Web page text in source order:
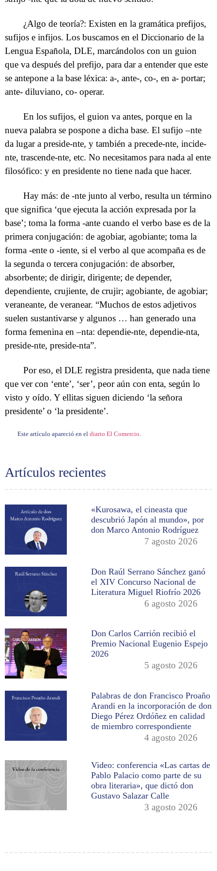
Artículos recientes
«Kurosawa, el cineasta que
descubrió Japón al mundo», por
don Marco Antonio Rodríguez
7 agosto 2026
Don Raúl Serrano Sánchez ganó
el XIV Concurso Nacional de
Literatura Miguel Riofrío 2026
6 agosto 2026
Don Carlos Carrión recibió el
Premio Nacional Eugenio Espejo
2026
5 agosto 2026
Palabras de don Francisco Proaño
Arandi en la incorporación de don
Diego Pérez Ordóñez en calidad
de miembro correspondiente
4 agosto 2026
Video: conferencia «Las cartas de
Pablo Palacio como parte de su
obra literaria», que dictó don
Gustavo Salazar Calle
3 agosto 2026
¿Algo de teoría?: Existen en la gramática prefijos,
sufijos e infijos. Los buscamos en el Diccionario de la
Lengua Española, DLE, marcándolos con un guion
que va después del prefijo, para dar a entender que este
se antepone a la base léxica: a-, ante-, co-, en a- portar;
ante- diluviano, co- operar.
En los sufijos, el guion va antes, porque en la
nueva palabra se pospone a dicha base. El sufijo –nte
da lugar a preside-nte, y también a precede-nte, incide-
nte, trascende-nte, etc. No necesitamos para nada al ente
filosófico: y en presidente no tiene nada que hacer.
Hay más: de -nte junto al verbo, resulta un término
que significa ‘que ejecuta la acción expresada por la
base’; toma la forma -ante cuando el verbo base es de la
primera conjugación: de agobiar, agobiante; toma la
forma -ente o -iente, si el verbo al que acompaña es de
la segunda o tercera conjugación: de absorber,
absorbente; de dirigir, dirigente; de depender,
dependiente, crujiente, de crujir; agobiante, de agobiar;
veraneante, de veranear. “Muchos de estos adjetivos
suelen sustantivarse y algunos … han generado una
forma femenina en –nta: dependie-nte, dependie-nta,
preside-nte, preside-nta”.
Por eso, el DLE registra presidenta, que nada tiene
que ver con ‘ente’, ‘ser’, peor aún con enta, según lo
visto y oído. Y ellitas siguen diciendo ‘la señora
presidente’ o ‘la presidente’.
Este artículo apareció en el diario El Comercio.